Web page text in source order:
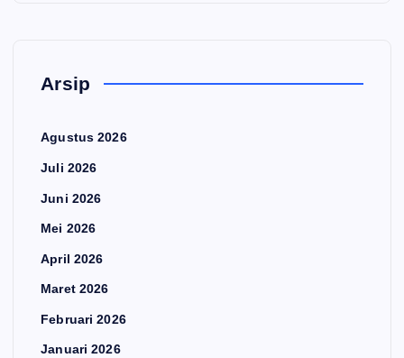
Arsip
Agustus 2026
Juli 2026
Juni 2026
Mei 2026
April 2026
Maret 2026
Februari 2026
Januari 2026